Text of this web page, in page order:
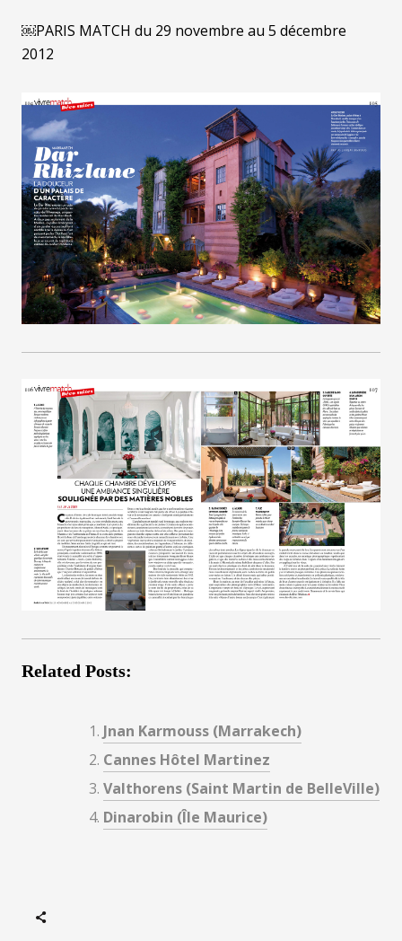
￼PARIS MATCH du 29 novembre au 5 décembre
2012
Related Posts:
Jnan Karmouss (Marrakech)
Cannes Hôtel Martinez
Valthorens (Saint Martin de BelleVille)
Dinarobin (Île Maurice)